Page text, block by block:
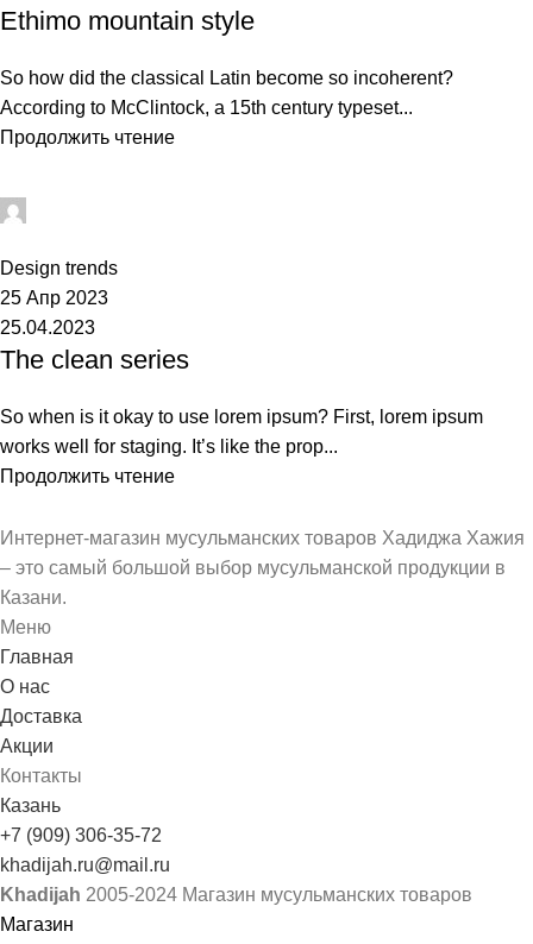
Ethimo mountain style
So how did the classical Latin become so incoherent?
According to McClintock, a 15th century typeset...
Продолжить чтение
Design trends
25 Апр 2023
25.04.2023
The clean series
So when is it okay to use lorem ipsum? First, lorem ipsum
works well for staging. It’s like the prop...
Продолжить чтение
Интернет-магазин мусульманских товаров Хадиджа Хажия
– это самый большой выбор мусульманской продукции в
Казани.
Меню
Главная
О нас
Доставка
Акции
Контакты
Казань
+7 (909) 306-35-72
khadijah.ru@mail.ru
Khadijah 2005-2024 Магазин мусульманских товаров
Магазин